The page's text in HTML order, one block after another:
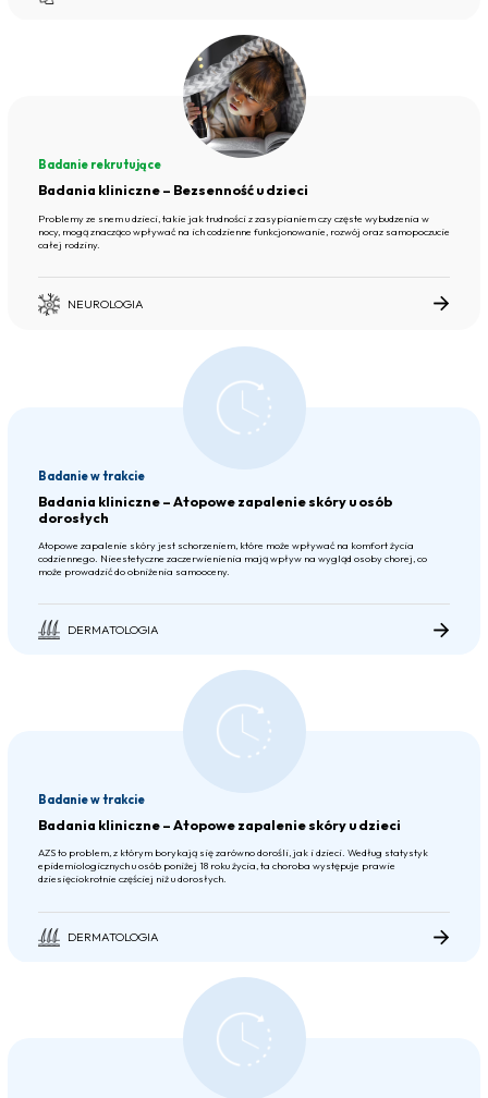
Badanie rekrutujące
Badania kliniczne – Bezsenność u dzieci
Problemy ze snem u dzieci, takie jak trudności z zasypianiem czy częste wybudzenia w
nocy, mogą znacząco wpływać na ich codzienne funkcjonowanie, rozwój oraz samopoczucie
całej rodziny.
NEUROLOGIA
Badanie w trakcie
Badania kliniczne – Atopowe zapalenie skóry u osób
dorosłych
Atopowe zapalenie skóry jest schorzeniem, które może wpływać na komfort życia
codziennego. Nieestetyczne zaczerwienienia mają wpływ na wygląd osoby chorej, co
może prowadzić do obniżenia samooceny.
DERMATOLOGIA
Badanie w trakcie
Badania kliniczne – Atopowe zapalenie skóry u dzieci
AZS to problem, z którym borykają się zarówno dorośli, jak i dzieci. Według statystyk
epidemiologicznych u osób poniżej 18 roku życia, ta choroba występuje prawie
dziesięciokrotnie częściej niż u dorosłych.
DERMATOLOGIA